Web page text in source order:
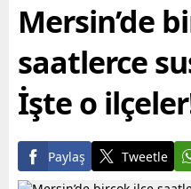
Mersin’de
saatlerce
İşte o
Paylaş Tweetle